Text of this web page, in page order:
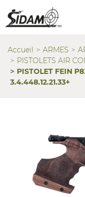
Accueil ARMES
PISTOLETS AIR
PISTOLET FEIN
3.4.448.12.21.33+